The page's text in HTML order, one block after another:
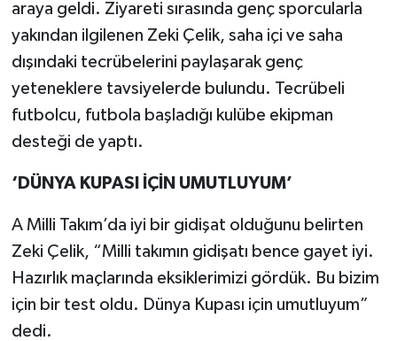
araya geldi. Ziyareti sırasında genç sporcularla
yakından ilgilenen Zeki Çelik, saha içi ve saha
dışındaki tecrübelerini paylaşarak genç
yeteneklere tavsiyelerde bulundu. Tecrübeli
futbolcu, futbola başladığı kulübe ekipman
desteği de yaptı.
‘DÜNYA KUPASI İÇİN UMUTLUYUM’
A Milli Takım’da iyi bir gidişat olduğunu belirten
Zeki Çelik, “Milli takımın gidişatı bence gayet iyi.
Hazırlık maçlarında eksiklerimizi gördük. Bu bizim
için bir test oldu. Dünya Kupası için umutluyum”
dedi.
Sonsöz Özel
Spor
Vasıta
Yaşam